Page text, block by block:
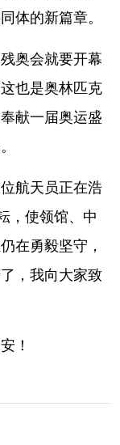
体的新篇章。
奥会就要开幕
也是奥林匹克
献一届奥运盛
航天员正在浩
，使领馆、中
在勇毅坚守，
，我向大家致
！